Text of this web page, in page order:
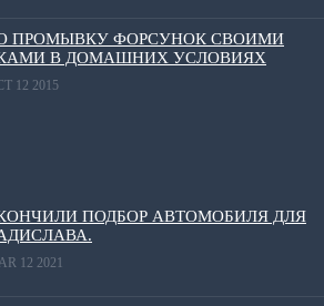
ПРОМЫВКУ ФОРСУНОК СВОИМИ
В ДОМАШНИХ УСЛОВИЯХ
12 2015
ПОДБОР АВТОМОБИЛЯ ДЛЯ
12 2021